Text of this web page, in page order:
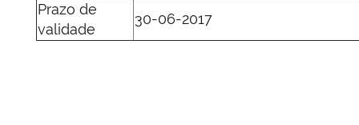
Prazo de
validade
30-06-2017